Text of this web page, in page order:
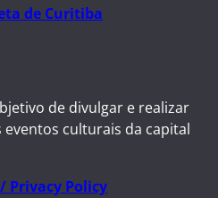
de Curitiba
de divulgar e realizar
culturais da capital
Privacy Policy